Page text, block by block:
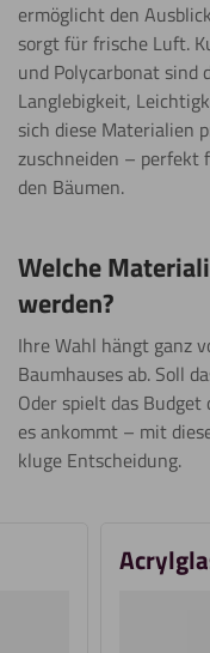
ermöglicht den
sorgt für frische Luft.
und Polycarbonat sind
Langlebigkeit,
sich diese Materialien
zuschneiden – perfekt
den Bäumen.
Welche
werden?
Ihre Wahl hängt ganz
Baumhauses ab. Soll
Oder spielt das
es ankommt – mit
kluge Entscheidung.